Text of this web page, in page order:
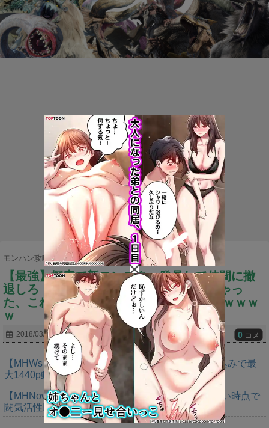
モンハン攻略まとめ隊 >ネタ・雑談 >
【最強】探索で新モンスター発見して仲間に撤
退しろ！と言われたけどそのまま倒しちゃっ
た、これってそんなに凄いことなのか？ ｗｗｗ
ｗ
2018/03/22 0 コメ
【MHWs】「Switch2版モンハンワイルズはDLSS込みで最
大1440p動作」
【MHNow】次の謎石は追撃か。次元臨界に使えない時点で
闘気活性以下のスキルだわ